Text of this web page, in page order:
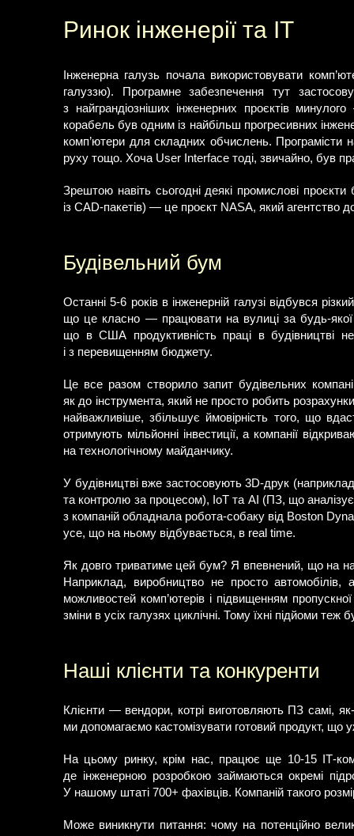
Ринок інженерії та ІТ
Інженерна галузь почала використовувати
галуззю). Програмне забезпечення тут
з найграндіозніших інженерних проєктів
корабель був одним із найбільш прогресивних
комп’ютери для складних обчислень. Програмісти
руху тощо. Хоча User Interface тоді, звичайно, був
Зрештою навіть сьогодні деякі промислові
із CAD-пакетів) — це проєкт NASA, який агентство
Будівельний бум
Останні 5-6 років в інженерній галузі відбувся
що це класно — працювати на вулиці за будь-
що в США продуктивність праці в будівництві
і з перевищенням бюджету.
Це все разом створило запит будівельних
як до інструмента, який не просто робить
найважливіше, збільшує ймовірність того, що
отримують мільйонні інвестиції, а компанії
на технологічному майданчику.
У будівництві вже застосовують 3D-друк
та контролю за процесом), IoT та AI (ПЗ, що
з компаній обладнала робота-собаку від Boston
усе, що на ньому відбувається, в real time.
Як довго триватиме цей бум? Я впевнений, що на
Наприклад, виробництво не просто автомобілів,
можливостей комп’ютерів і підвищенням
зміни в усіх галузях циклічні. Тому їхні підйоми теж
Наші клієнти та конкуренти
Клієнти — вендори, котрі виготовляють ПЗ самі,
ми допомагаємо кастомізувати готовий продукт, що
На цьому ринку, крім нас, працює ще 10-15 ІТ-
де інженерною розробкою займаються окремі
У нашому штаті 700+ фахівців. Компаній такого
Може виникнути питання: чому на потенційно